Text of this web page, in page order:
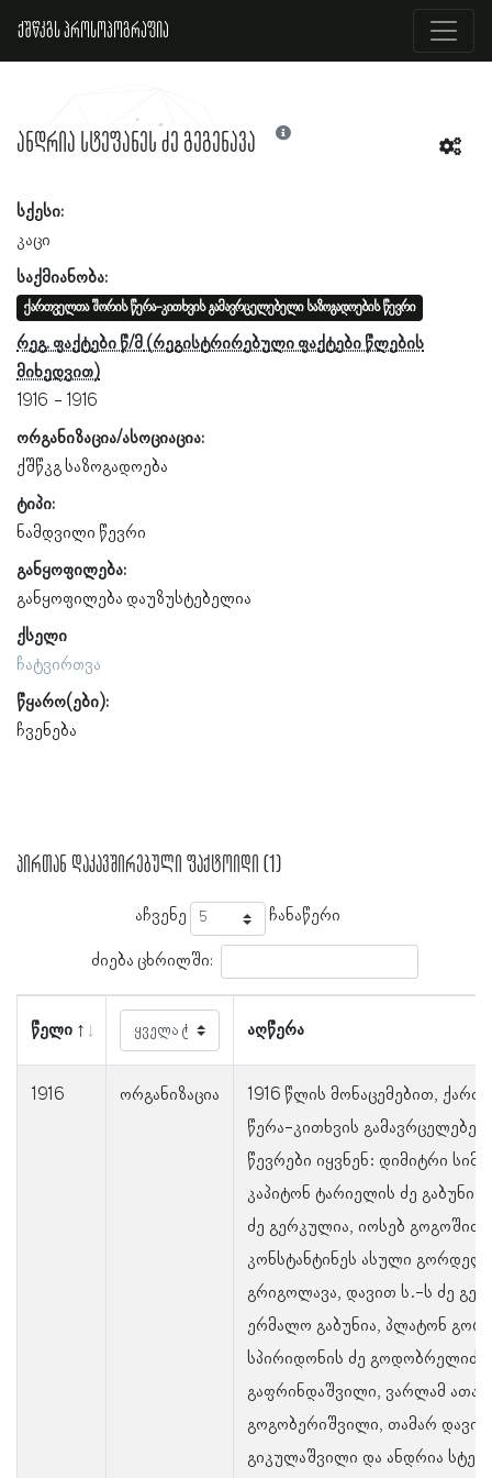
ქშწკგს პროსოპოგრაფია
ანდრია სტეფანეს ძე გეგენავა
სქესი:
კაცი
საქმიანობა:
ქართველთა შორის წერა-კითხვის გამავრცელებელი საზოგადოების წევრი
რეგ. ფაქტები წ/მ
1916
1916
ორგანიზაცია/ასოციაცია:
ქშწკგ საზოგადოება
ტიპი:
ნამდვილი წევრი
განყოფილება:
განყოფილება დაუზუსტებელია
ქსელი
ჩატვირთვა
წყარო(ები):
ჩვენება
პირთან დაკავშირებული ფაქტოიდი (1)
აჩვენე ჩანაწერი
ძიება ცხრილში:
წელი აღწერა
1916 ორგანიზაცია
1916 წლის მონაცემებით,
წერა-კითხვის
წევრები იყვნენ: დიმიტრი
კაპიტონ ტარიელის ძე
ძე გერკულია, იოსებ
კონსტანტინეს ასული
გრიგოლავა, დავით ს.-ს ძე
ერმალო გაბუნია, პლატონ
სპირიდონის ძე გოდობრელიძე,
გაფრინდაშვილი, ვარლამ
გოგობერიშვილი, თამარ
გიკულაშვილი და ანდრია